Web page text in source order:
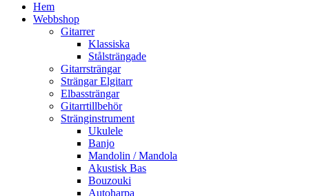
Hem
Webbshop
Gitarrer
Klassiska
Stålsträngade
Gitarrsträngar
Strängar Elgitarr
Elbassträngar
Gitarrtillbehör
Stränginstrument
Ukulele
Banjo
Mandolin / Mandola
Akustisk Bas
Bouzouki
Autoharpa